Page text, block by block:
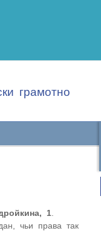
грамотно
1
чьи права так